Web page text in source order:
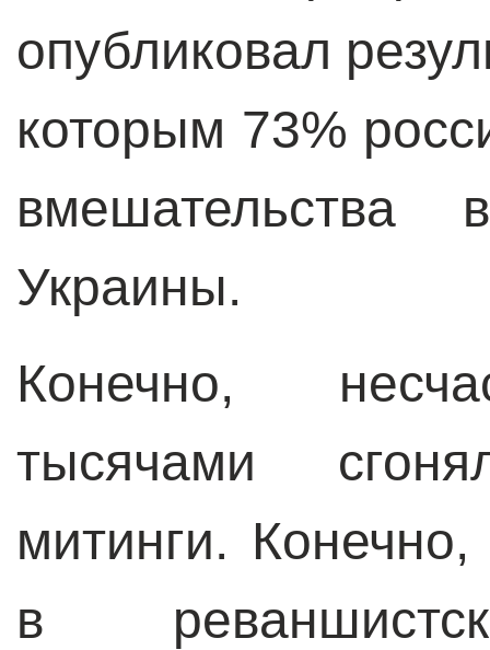
опубликовал
которым 73%
вмешательства
Украины.
Конечно,
тысячами
митинги.
в